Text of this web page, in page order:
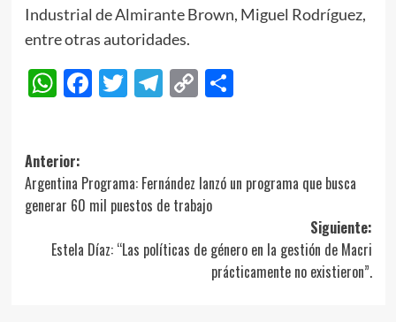
Industrial de Almirante Brown, Miguel Rodríguez,
entre otras autoridades.
WhatsApp
Facebook
Twitter
Telegram
CopyCompartir
Navegación
de
entradas
Anterior:
Argentina Programa: Fernández lanzó un programa que busca
generar 60 mil puestos de trabajo
Siguiente:
Estela Díaz: “Las políticas de género en la gestión de Macri
prácticamente no existieron”.